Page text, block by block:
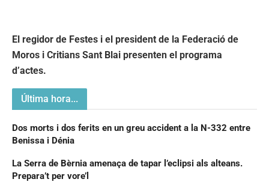
El regidor de Festes i el president de la Federació de
Moros i Critians Sant Blai presenten el programa
d’actes.
Última hora...
Dos morts i dos ferits en un greu accident a la N-332 entre
Benissa i Dénia
La Serra de Bèrnia amenaça de tapar l’eclipsi als alteans.
Prepara’t per vore’l